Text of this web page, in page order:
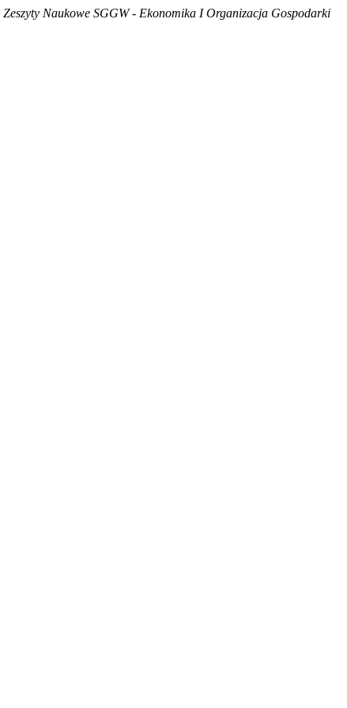
Zeszyty Naukowe SGGW - Ekonomika I Organizacja Gospodarki